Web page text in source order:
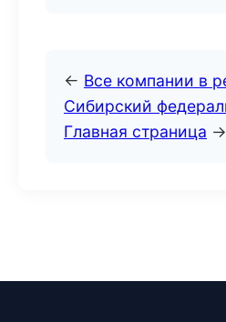
← Все компании в
Сибирский
Главная страница →